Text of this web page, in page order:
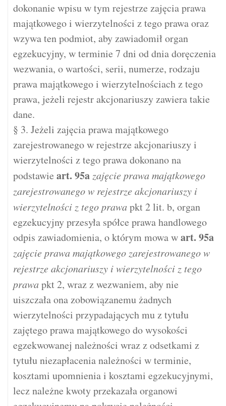
dokonanie wpisu w tym rejestrze zajęcia prawa
majątkowego i wierzytelności z tego prawa oraz
wzywa ten podmiot, aby zawiadomił organ
egzekucyjny, w terminie 7 dni od dnia doręczenia
wezwania, o wartości, serii, numerze, rodzaju
prawa majątkowego i wierzytelnościach z tego
prawa, jeżeli rejestr akcjonariuszy zawiera takie
dane.
§ 3. Jeżeli zajęcia prawa majątkowego
zarejestrowanego w rejestrze akcjonariuszy i
wierzytelności z tego prawa dokonano na
podstawie art. 95a zajęcie prawa majątkowego
zarejestrowanego w rejestrze akcjonariuszy i
wierzytelności z tego prawapkt 2 lit. b, organ
egzekucyjny przesyła spółce prawa handlowego
odpis zawiadomienia, o którym mowa wart. 95a
zajęcie prawa majątkowego zarejestrowanego w
rejestrze akcjonariuszy i wierzytelności z tego
prawapkt 2, wraz z wezwaniem, aby nie
uiszczała ona zobowiązanemu żadnych
wierzytelności przypadających mu z tytułu
zajętego prawa majątkowego do wysokości
egzekwowanej należności wraz z odsetkami z
tytułu niezapłacenia należności w terminie,
kosztami upomnienia i kosztami egzekucyjnymi,
lecz należne kwoty przekazała organowi